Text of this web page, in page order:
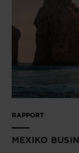
RAPPORT
MEXIKO